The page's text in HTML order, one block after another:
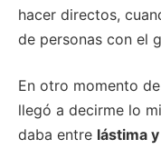
hacer directos,
de personas con el
En otro momento
llegó a decirme lo
daba entre lástima